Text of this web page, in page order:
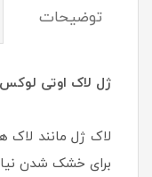
توضیحات
ژل لاک اوتی لوکس OTTIE LUX
لاک ژل مانند